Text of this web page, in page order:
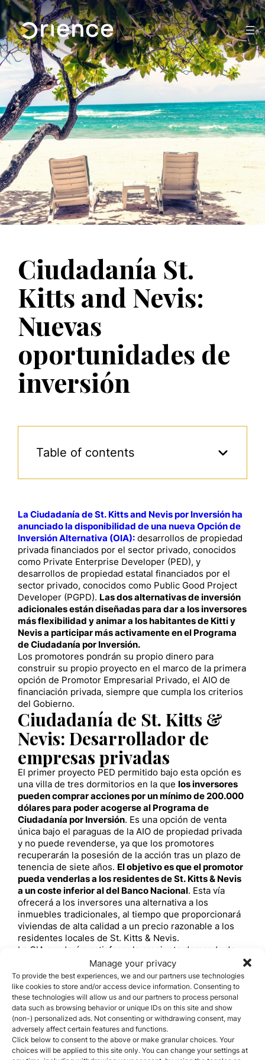
Manage your privacy
To provide the best experiences, we and our partners use technologies
like cookies to store and/or access device information. Consenting to
these technologies will allow us and our partners to process personal
data such as browsing behavior or unique IDs on this site and show
(non-) personalized ads. Not consenting or withdrawing consent, may
adversely affect certain features and functions.
Click below to consent to the above or make granular choices. Your
choices will be applied to this site only. You can change your settings at
Ciudadanía St.
Kitts and Nevis:
Nuevas
oportunidades de
inversión
Table of contents
La Ciudadanía de St. Kitts and Nevis por Inversión ha
anunciado la disponibilidad de una nueva Opción de
Inversión Alternativa (OIA): desarrollos de propiedad
privada financiados por el sector privado, conocidos
como Private Enterprise Developer (PED), y
desarrollos de propiedad estatal financiados por el
sector privado, conocidos como Public Good Project
Developer (PGPD). Las dos alternativas de inversión
adicionales están diseñadas para dar a los inversores
más flexibilidad y animar a los habitantes de Kitti y
Nevis a participar más activamente en el Programa
de Ciudadanía por Inversión.
Los promotores pondrán su propio dinero para
construir su propio proyecto en el marco de la primera
opción de Promotor Empresarial Privado, el AIO de
financiación privada, siempre que cumpla los criterios
del Gobierno.
Ciudadanía de St. Kitts &
Nevis: Desarrollador de
empresas privadas
El primer proyecto PED permitido bajo esta opción es
una villa de tres dormitorios en la que los inversores
pueden comprar acciones por un mínimo de 200.000
dólares para poder acogerse al Programa de
Ciudadanía por Inversión. Es una opción de venta
única bajo el paraguas de la AIO de propiedad privada
y no puede revenderse, ya que los promotores
recuperarán la posesión de la acción tras un plazo de
tenencia de siete años. El objetivo es que el promotor
pueda venderlas a los residentes de St. Kitts & Nevis
a un coste inferior al del Banco Nacional. Esta vía
ofrecerá a los inversores una alternativa a los
inmuebles tradicionales, al tiempo que proporcionará
viviendas de alta calidad a un precio razonable a los
residentes locales de St. Kitts & Nevis.
La OIA ayudará a satisfacer la creciente demanda de
Ciudadanía por Inversión en St. Kitts & Nevis, así como
a atender directamente los requisitos de los
solicitantes, en particular los que surgieron durante la
pandemia.
Ciudadanía de St. Kitts &
Nevis: Promotor del
Proyecto de Bien Público